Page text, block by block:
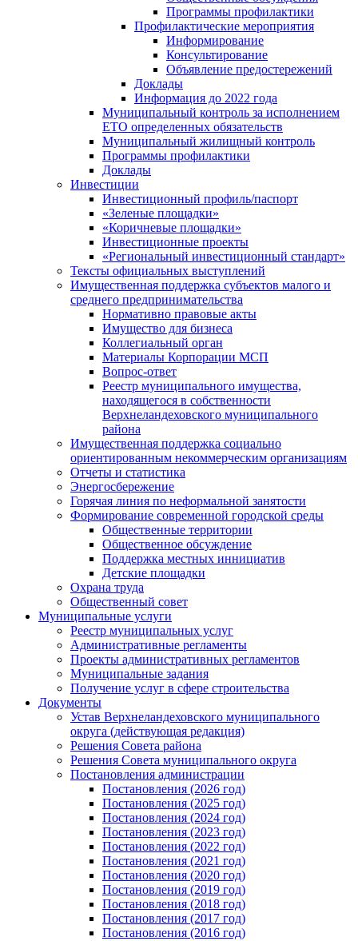
Программы профилактики
Профилактические мероприятия
Информирование
Консультирование
Объявление предостережений
Доклады
Информация до 2022 года
Муниципальный контроль за исполнением
ЕТО определенных обязательств
Муниципальный жилищный контроль
Программы профилактики
Доклады
Инвестиции
Инвестиционный профиль/паспорт
«Зеленые площадки»
«Коричневые площадки»
Инвестиционные проекты
«Региональный инвестиционный стандарт»
Тексты официальных выступлений
Имущественная поддержка субъектов малого и
среднего предпринимательства
Нормативно правовые акты
Имущество для бизнеса
Коллегиальный орган
Материалы Корпорации МСП
Вопрос-ответ
Реестр муниципального имущества,
находящегося в собственности
Верхнеландеховского муниципального
района
Имущественная поддержка социально
ориентированным некоммерческим организациям
Отчеты и статистика
Энергосбережение
Горячая линия по неформальной занятости
Формирование современной городской среды
Общественные территории
Общественное обсуждение
Поддержка местных иннициатив
Детские площадки
Охрана труда
Общественный совет
Муниципальные услуги
Реестр муниципальных услуг
Административные регламенты
Проекты административных регламентов
Муниципальные задания
Получение услуг в сфере строительства
Документы
Устав Верхнеландеховского муниципального
округа (действующая редакция)
Решения Совета района
Решения Совета муниципального округа
Постановления администрации
Постановления (2026 год)
Постановления (2025 год)
Постановления (2024 год)
Постановления (2023 год)
Постановления (2022 год)
Постановления (2021 год)
Постановления (2020 год)
Постановления (2019 год)
Постановления (2018 год)
Постановления (2017 год)
Постановления (2016 год)